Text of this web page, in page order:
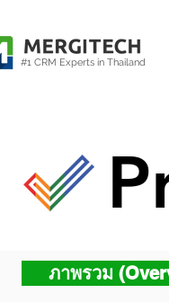
#1 CRM Experts in Thailand
ภาพรวม